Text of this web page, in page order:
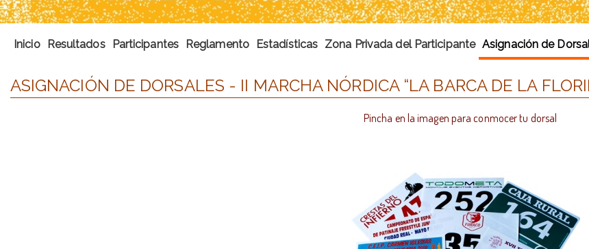
Inicio Resultados Participantes Reglamento Estadísticas Zona Privada del Participante Asignación de
ASIGNACIÓN DE DORSALES - II MARCHA NÓRDICA “LA BARCA DE LA
Pincha en la imagen para conmocer tu dorsal